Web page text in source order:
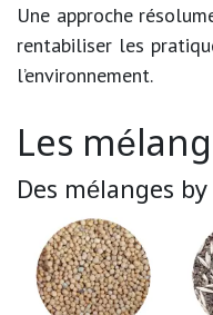
Une approche
rentabiliser les
l’environnement.
Les
Des mélanges